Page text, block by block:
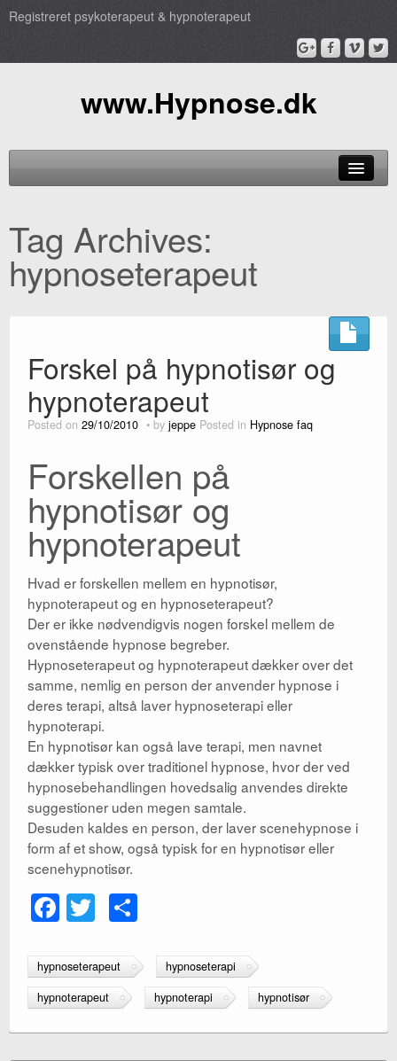
Registreret psykoterapeut & hypnoterapeut
www.Hypnose.dk
Behandling
TV
Profil
Book
Kontakt
Parterapi
Shop
Big Five
Wikipedia
Blog
Tag Archives:
hypnoseterapeut
Forskel på hypnotisør og
hypnoterapeut
Posted on 29/10/2010 by jeppe Posted in Hypnose faq
Forskellen på
hypnotisør og
hypnoterapeut
Hvad er forskellen mellem en hypnotisør,
hypnoterapeut og en hypnoseterapeut?
Der er ikke nødvendigvis nogen forskel mellem de
ovenstående hypnose begreber.
Hypnoseterapeut og hypnoterapeut dækker over det
samme, nemlig en person der anvender hypnose i
deres terapi, altså laver hypnoseterapi eller
hypnoterapi.
En hypnotisør kan også lave terapi, men navnet
dækker typisk over traditionel hypnose, hvor der ved
hypnosebehandlingen hovedsalig anvendes direkte
suggestioner uden megen samtale.
Desuden kaldes en person, der laver scenehypnose i
form af et show, også typisk for en hypnotisør eller
scenehypnotisør.
F
c
e
b
o
T
tt
er
ar
hypnoseterapeut
hypnoseterapi
hypnoterapeut
hypnoterapi hypnotisør